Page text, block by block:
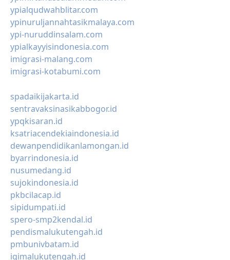
ypialqudwahblitar.com
ypinuruljannahtasikmalaya.com
ypi-nuruddinsalam.com
ypialkayyisindonesia.com
imigrasi-malang.com
imigrasi-kotabumi.com
spadaikijakarta.id
sentravaksinasikabbogor.id
ypqkisaran.id
ksatriacendekiaindonesia.id
dewanpendidikanlamongan.id
byarrindonesia.id
nusumedang.id
sujokindonesia.id
pkbcilacap.id
sipidumpati.id
spero-smp2kendal.id
pendismalukutengah.id
pmbunivbatam.id
igimalukutengah.id